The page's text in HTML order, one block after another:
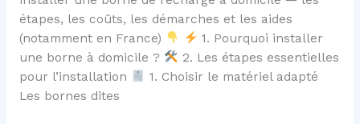
étapes, les coûts, les démarches et les aides
(notamment en France)
1. Pourquoi installer
une borne à domicile ?
2. Les étapes essentielles
pour l’installation
1. Choisir le matériel adapté
Les bornes dites